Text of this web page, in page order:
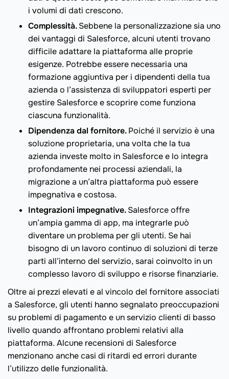
i volumi di dati crescono.
Complessità.Sebbene la personalizzazione sia uno
dei vantaggi di Salesforce, alcuni utenti trovano
difficile adattare la piattaforma alle proprie
esigenze. Potrebbe essere necessaria una
formazione aggiuntiva per i dipendenti della tua
azienda o l’assistenza di sviluppatori esperti per
gestire Salesforce e scoprire come funziona
ciascuna funzionalità.
Dipendenza dal fornitore.Poiché il servizio è una
soluzione proprietaria, una volta che la tua
azienda investe molto in Salesforce e lo integra
profondamente nei processi aziendali, la
migrazione a un’altra piattaforma può essere
impegnativa e costosa.
Integrazioni impegnative.Salesforce offre
un’ampia gamma di app, ma integrarle può
diventare un problema per gli utenti. Se hai
bisogno di un lavoro continuo di soluzioni di terze
parti all’interno del servizio, sarai coinvolto in un
complesso lavoro di sviluppo e risorse finanziarie.
Oltre ai prezzi elevati e al vincolo del fornitore associati
a Salesforce, gli utenti hanno segnalato preoccupazioni
su problemi di pagamento e un servizio clienti di basso
livello quando affrontano problemi relativi alla
piattaforma. Alcune recensioni di Salesforce
menzionano anche casi di ritardi ed errori durante
l’utilizzo delle funzionalità.